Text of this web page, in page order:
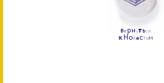
Вернуться
к Новостям